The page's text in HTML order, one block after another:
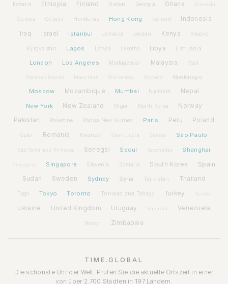
Estonia Ethiopia Finland Gabon Georgia Ghana Grenada
Guinea Guyana Honduras Hong Kong Iceland Indonesia
Iraq Israel Istanbul Jamaica Jordan Kenya Kosovo
Kyrgyzstan Lagos Latvia Lesotho Libya Lithuania
London Los Angeles Madagascar Malaysia Mali
Marshall Islands Mauritius Micronesia Monaco Montenegro
Moscow Mozambique Mumbai Namibia Nepal
New York New Zealand Niger North Korea Norway
Pakistan Palestine Papua New Guinea Paris Peru Poland
Qatar Romania Rwanda Saint Lucia Samoa São Paulo
São Tomé and Príncipe Senegal Seoul Seychelles Shanghai
Singapore Slovenia Somalia South Korea Spain
Sudan Sweden Sydney Syria Tajikistan Thailand
Togo Tokyo Toronto Trinidad and Tobago Turkey Tuvalu
Ukraine United Kingdom Uruguay Vanuatu Venezuela
Yemen Zimbabwe
TIME.GLOBAL
Die schönste Uhr der Welt. Prüfen Sie die aktuelle Ortszeit in einer
von über 2.700 Städten in 197 Ländern.